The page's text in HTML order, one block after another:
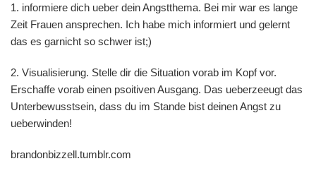
1. informiere dich ueber dein Angstthema. Bei mir war es lange
Zeit Frauen ansprechen. Ich habe mich informiert und gelernt
das es garnicht so schwer ist;)
2. Visualisierung. Stelle dir die Situation vorab im Kopf vor.
Erschaffe vorab einen psoitiven Ausgang. Das ueberzeeugt das
Unterbewusstsein, dass du im Stande bist deinen Angst zu
ueberwinden!
brandonbizzell.tumblr.com